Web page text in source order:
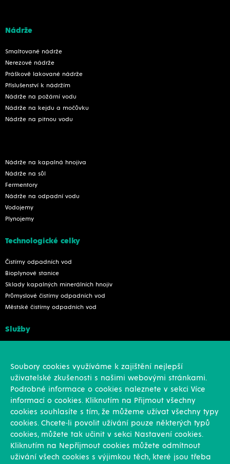
Nádrže
Smaltované nádrže
Nerezové nádrže
Práškově lakované nádrže
Příslušenství k nádržím
Nádrže na požární vodu
Nádrže na kejdu a močůvku
Nádrže na pitnou vodu
Nádrže na kapalná hnojiva
Nádrže na sůl
Fermentory
Nádrže na odpadní vodu
Vodojemy
Plynojemy
Technologické celky
Čistírny odpadních vod
Bioplynové stanice
Sklady kapalných minerálních hnojiv
Průmyslové čistírny odpadních vod
Městské čistírny odpadních vod
Služby
Novinky
Reference
Soubory cookies využíváme k zajištění nejlepší
uživatelské zkušenosti s našimi webovými stránkami.
Podrobné informace o cookies naleznete v sekci Více
informací o cookies. Kliknutím na Přijmout všechny
cookies souhlasíte s tím, že můžeme užívat všechny typy
cookies. Chcete-li povolit užívání pouze některých typů
cookies, můžete tak učinit v sekci Nastavení cookies.
Kliknutím na Nepříjmout cookies můžete odmítnout
uživání všech cookies s výjimkou těch, které jsou třeba